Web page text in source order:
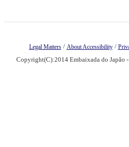
Legal Matters / About Accessibility /
Copyright(C):2014 Embaixada do Japão